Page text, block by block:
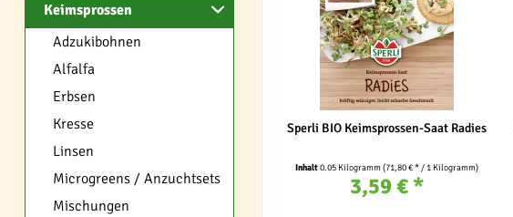
Keimsprossen
Adzukibohnen
Alfalfa
Erbsen
Kresse
Linsen
Microgreens / Anzuchtsets
Mischungen
Sperli BIO Keimsprossen-Saat Radies
Inhalt0.05 Kilogramm(71,80 € * / 1 Kilogramm)
3,59 € *